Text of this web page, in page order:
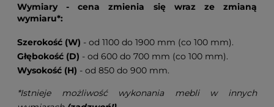
Wymiary - cena zmienia się wraz ze zmianą
wymiaru*:
Szerokość (W) - od 1100 do 1900 mm (co 100 mm).
Głębokość (D) - od 600 do 700 mm (co 100 mm).
Wysokość (H) - od 850 do 900 mm.
*Istnieje możliwość wykonania mebli w innych